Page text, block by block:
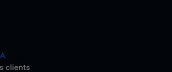
clients